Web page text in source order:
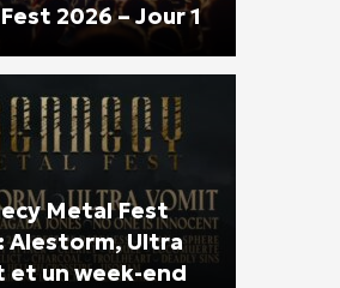
2026 – Jour 1
Metal Fest
Alestorm, Ultra
et un week-end